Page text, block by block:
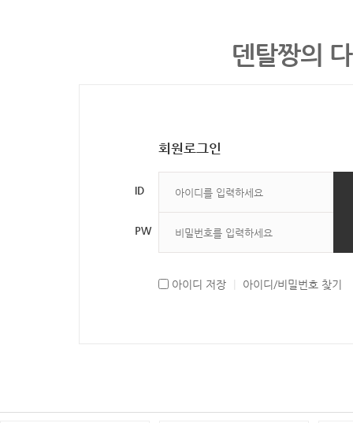
덴탈짱의
회원로그인
ID
PW
아이디 저장 아이디/비밀번호 찾기